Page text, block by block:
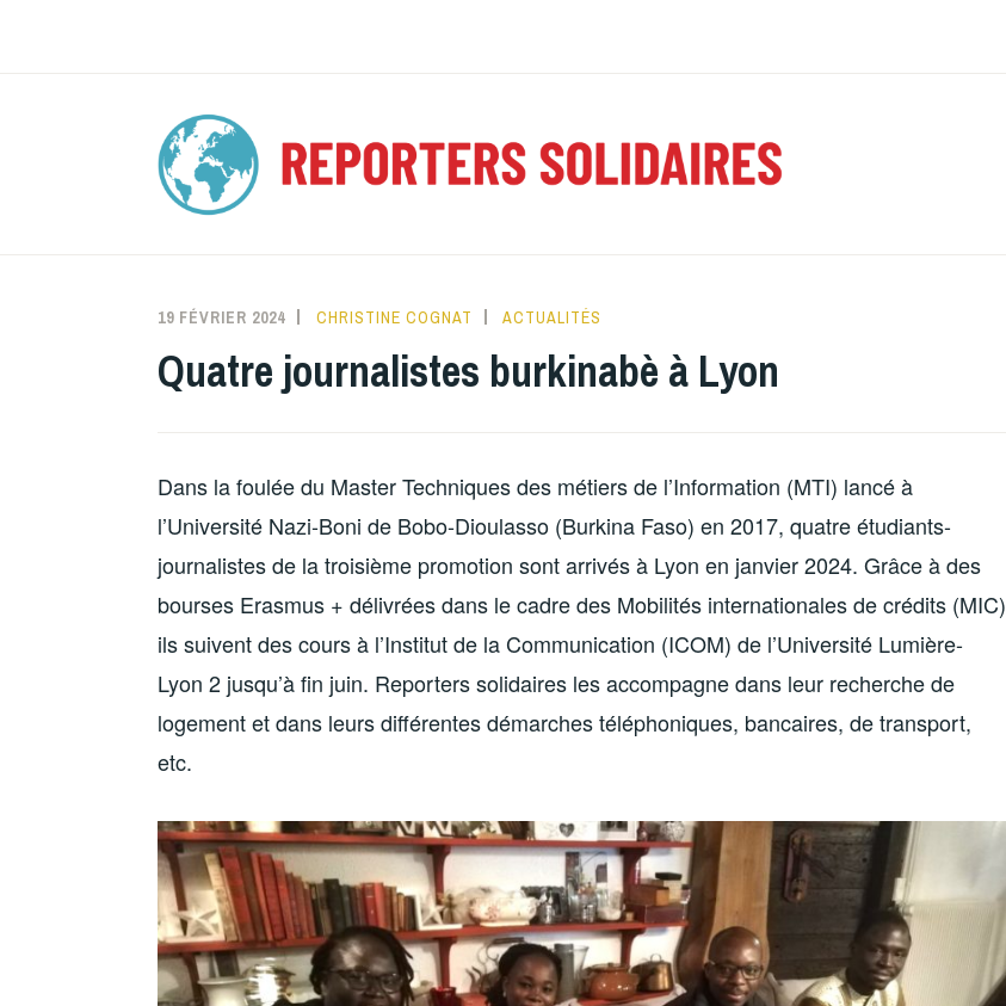
19 FÉVRIER 2024 CHRISTINE COGNAT ACTUALITÉS
Quatre journalistes burkinabè à Lyon
Dans la foulée du Master Techniques des métiers de l’Information (MTI) lancé à
l’Université Nazi-Boni de Bobo-Dioulasso (Burkina Faso) en 2017, quatre étudiants-
journalistes de la troisième promotion sont arrivés à Lyon en janvier 2024. Grâce à des
bourses Erasmus + délivrées dans le cadre des Mobilités internationales de crédits (MIC)
ils suivent des cours à l’Institut de la Communication (ICOM) de l’Université Lumière-
Lyon 2 jusqu’à fin juin. Reporters solidaires les accompagne dans leur recherche de
logement et dans leurs différentes démarches téléphoniques, bancaires, de transport,
etc.